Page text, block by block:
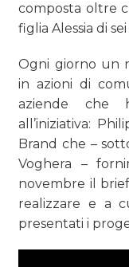
composta oltre
figlia Alessia di
Ogni giorno un
in azioni di
aziende che
all’iniziativa:
Brand che –
Voghera –
novembre il
realizzare e a
presentati i